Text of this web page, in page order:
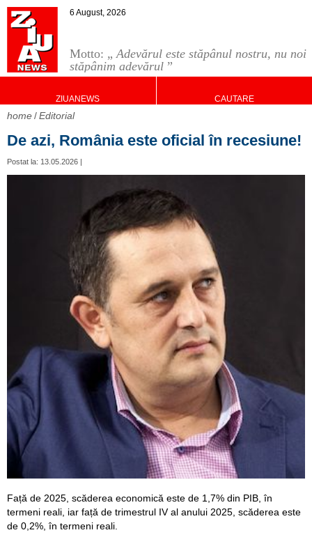
Motto: „Adevărul este stăpânul nostru, nu noi
stăpânim adevărul ”
6 August, 2026
ZIUANEWS CAUTARE
home Editorial
De azi, România este oficial în recesiune!
Postat la: 13.05.2026 |
Față de 2025, scăderea economică este de 1,7% din PIB, în
termeni reali, iar față de trimestrul IV al anului 2025, scăderea este
de 0,2%, în termeni reali.